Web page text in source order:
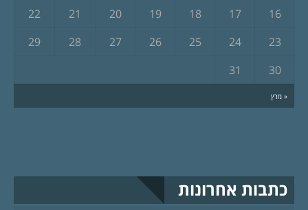
« מרץ
16
17
18
19
20
21
22
23
24
25
26
27
28
29
30
31
כתבות אחרונות